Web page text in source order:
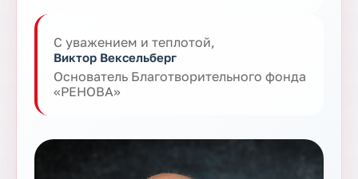
С уважением и теплотой,
Виктор Вексельберг
Основатель Благотворительного фонда
«РЕНОВА»